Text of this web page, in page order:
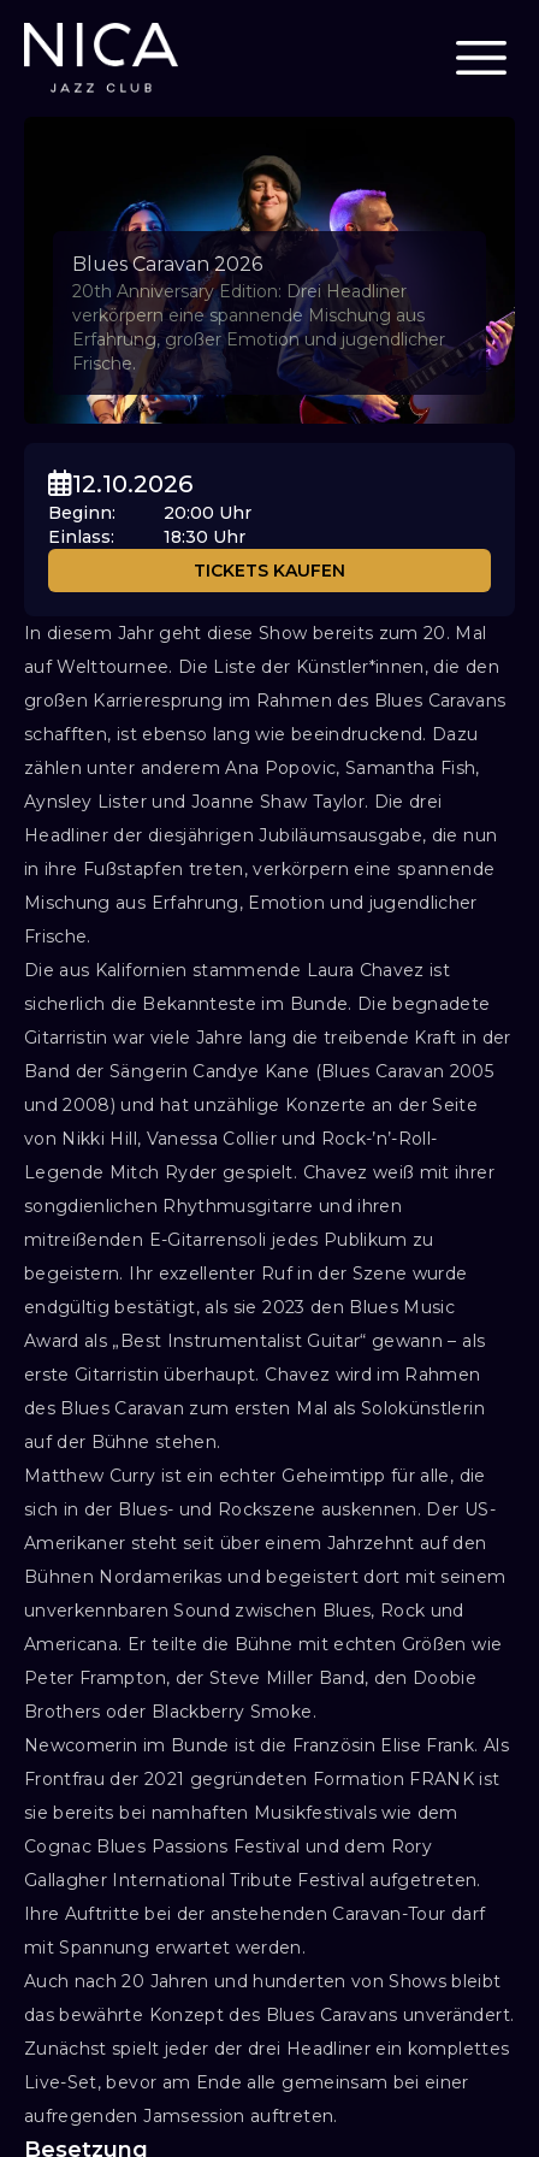
Blues Caravan 2026
20th Anniversary Edition: Drei Headliner
verkörpern eine spannende Mischung aus
Erfahrung, großer Emotion und jugendlicher
Frische.
In diesem Jahr geht diese Show bereits zum 20. Mal
auf Welttournee. Die Liste der Künstler*innen, die den
großen Karrieresprung im Rahmen des Blues Caravans
schafften, ist ebenso lang wie beeindruckend. Dazu
zählen unter anderem Ana Popovic, Samantha Fish,
Aynsley Lister und Joanne Shaw Taylor. Die drei
Headliner der diesjährigen Jubiläumsausgabe, die nun
in ihre Fußstapfen treten, verkörpern eine spannende
Mischung aus Erfahrung, Emotion und jugendlicher
Frische.
Die aus Kalifornien stammende Laura Chavez ist
sicherlich die Bekannteste im Bunde. Die begnadete
Gitarristin war viele Jahre lang die treibende Kraft in der
Band der Sängerin Candye Kane (Blues Caravan 2005
und 2008) und hat unzählige Konzerte an der Seite
von Nikki Hill, Vanessa Collier und Rock-’n’-Roll-
Legende Mitch Ryder gespielt. Chavez weiß mit ihrer
songdienlichen Rhythmusgitarre und ihren
mitreißenden E-Gitarrensoli jedes Publikum zu
begeistern. Ihr exzellenter Ruf in der Szene wurde
endgültig bestätigt, als sie 2023 den Blues Music
Award als „Best Instrumentalist Guitar“ gewann – als
erste Gitarristin überhaupt. Chavez wird im Rahmen
des Blues Caravan zum ersten Mal als Solokünstlerin
auf der Bühne stehen.
Matthew Curry ist ein echter Geheimtipp für alle, die
sich in der Blues- und Rockszene auskennen. Der US-
Amerikaner steht seit über einem Jahrzehnt auf den
Bühnen Nordamerikas und begeistert dort mit seinem
unverkennbaren Sound zwischen Blues, Rock und
Americana. Er teilte die Bühne mit echten Größen wie
Peter Frampton, der Steve Miller Band, den Doobie
Brothers oder Blackberry Smoke.
Newcomerin im Bunde ist die Französin Elise Frank. Als
Frontfrau der 2021 gegründeten Formation FRANK ist
sie bereits bei namhaften Musikfestivals wie dem
Cognac Blues Passions Festival und dem Rory
Gallagher International Tribute Festival aufgetreten.
Ihre Auftritte bei der anstehenden Caravan-Tour darf
mit Spannung erwartet werden.
Auch nach 20 Jahren und hunderten von Shows bleibt
das bewährte Konzept des Blues Caravans unverändert.
Zunächst spielt jeder der drei Headliner ein komplettes
Live-Set, bevor am Ende alle gemeinsam bei einer
aufregenden Jamsession auftreten.
Besetzung
12.10.2026
Beginn:
Einlass:
20:00 Uhr
18:30 Uhr
TICKETS KAUFEN